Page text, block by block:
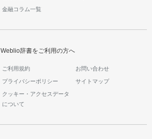
金融コラム一覧
Weblio辞書をご利用の方へ
ご利用規約 お問い合わせ
プライバシーポリシー サイトマップ
クッキー・アクセスデータ
について